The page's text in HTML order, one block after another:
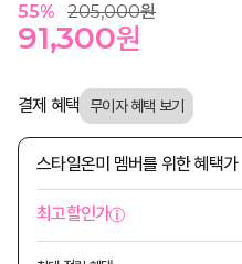
55% 205,000원
91,300원
결제 혜택
스타일온미 멤버를 위한 혜택가
최고할인가